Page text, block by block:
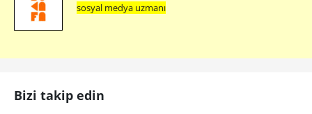
sosyal medya uzmanı
Bizi takip edin